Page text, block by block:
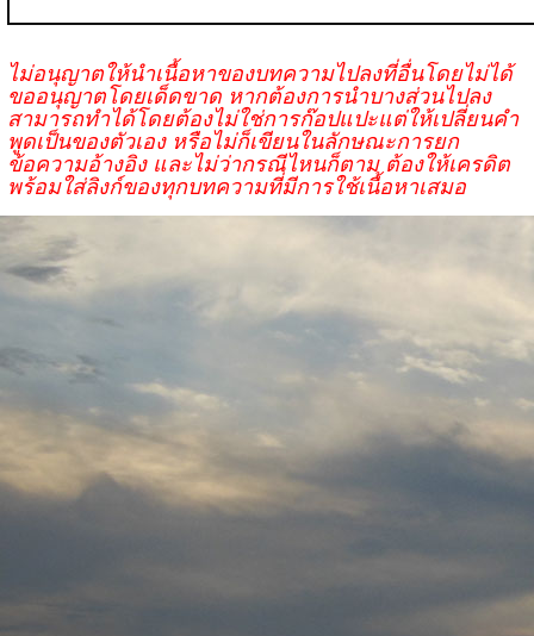
ไม่อนุญาตให้นำเนื้อหาของบทความไปลงที่อื่นโดยไม่ได้
ขออนุญาตโดยเด็ดขาด หากต้องการนำบางส่วนไปลง
สามารถทำได้โดยต้องไม่ใช่การก๊อปแปะแต่ให้เปลี่ยนคำ
พูดเป็นของตัวเอง หรือไม่ก็เขียนในลักษณะการยก
ข้อความอ้างอิง และไม่ว่ากรณีไหนก็ตาม ต้องให้เครดิต
พร้อมใส่ลิงก์ของทุกบทความที่มีการใช้เนื้อหาเสมอ